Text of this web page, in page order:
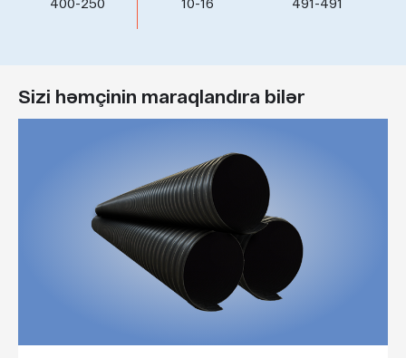
400-250 10-16 491-491
Sizi həmçinin maraqlandıra bilər